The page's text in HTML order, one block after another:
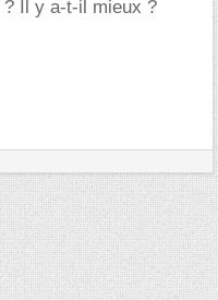
Il y a-t-il mieux ?